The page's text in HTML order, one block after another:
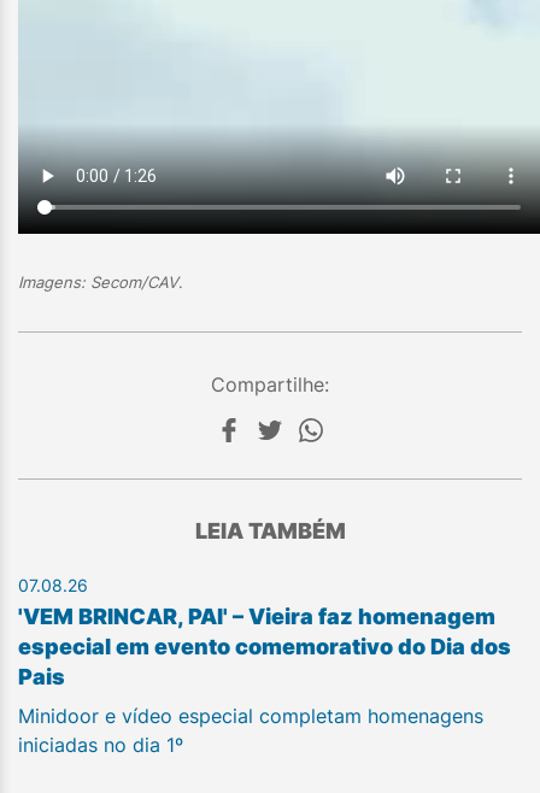
Imagens: Secom/CAV.
Compartilhe:
LEIA TAMBÉM
07.08.26
'VEM BRINCAR, PAI' – Vieira faz homenagem
especial em evento comemorativo do Dia dos
Pais
Minidoor e vídeo especial completam homenagens
iniciadas no dia 1º